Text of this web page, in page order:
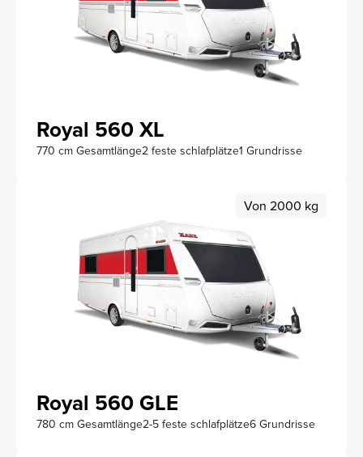
Royal 560 XL
770 cm Gesamtlänge2 feste schlafplätze1 Grundrisse
Von 2000 kg
Royal 560 GLE
780 cm Gesamtlänge2-5 feste schlafplätze6 Grundrisse